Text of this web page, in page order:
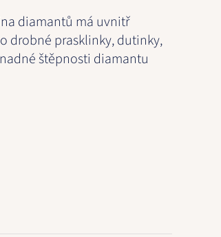
diamantů má uvnitř
drobné prasklinky, dutinky,
štěpnosti diamantu